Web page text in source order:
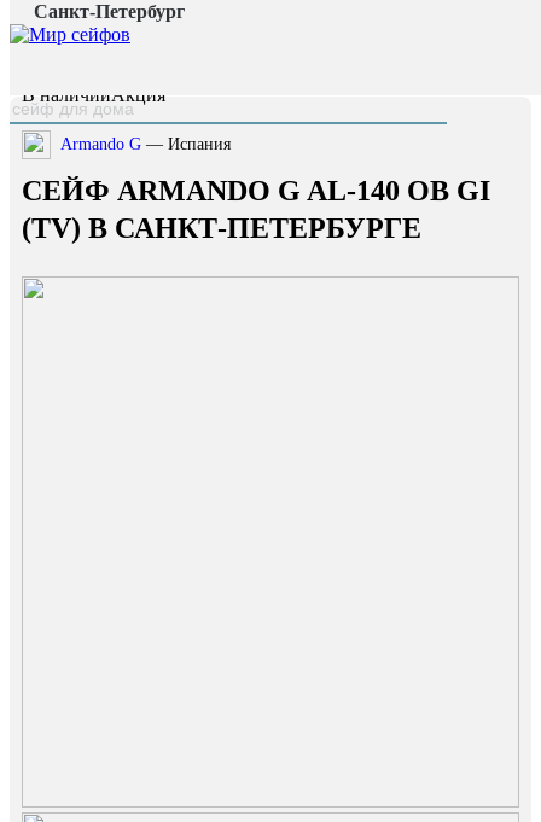
Санкт-Петербург
Главная страница /
Каталог /
В наличииАкция
Armando G — Испания
СЕЙФ ARMANDO G AL-140 OB GI
(TV) В САНКТ-ПЕТЕРБУРГЕ